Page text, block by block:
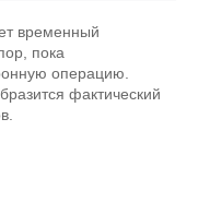
временный
пока
операцию.
фактический